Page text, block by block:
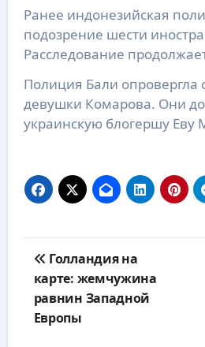
Ранее индонезийская
подозрение шести
Расследование
Полиция Бали опровергла
девушки Комарова. Они
украинскую блогершу Еву
по
записям
Голландия на
карте: жемчужина
равнин Западной
Европы